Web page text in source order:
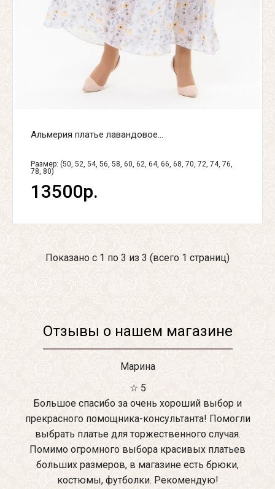
Альмерия платье лавандовое...
Размер: (50, 52, 54, 56, 58, 60, 62, 64, 66, 68, 70, 72, 74, 76,
78, 80)
13500р.
Показано с 1 по 3 из 3 (всего 1 страниц)
Отзывы о нашем магазине
Марина
☆ 5
Большое спасибо за очень хороший выбор и
прекрасного помощника-консультанта! Помогли
выбрать платье для торжественного случая.
Помимо огромного выбора красивых платьев
больших размеров, в магазине есть брюки,
костюмы, футболки. Рекомендую!